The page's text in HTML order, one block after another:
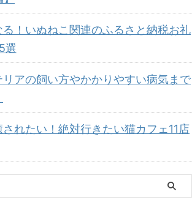
！いぬねこ関連のふるさと納税お礼
選
リアの飼い方やかかりやすい病気まで
れたい！絶対行きたい猫カフェ11店